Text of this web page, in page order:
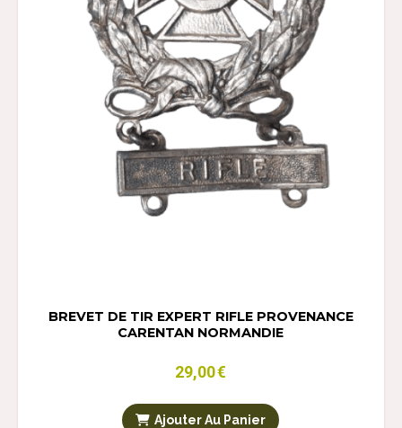
BREVET DE TIR EXPERT RIFLE PROVENANCE
CARENTAN NORMANDIE
29,00€
Ajouter Au Panier